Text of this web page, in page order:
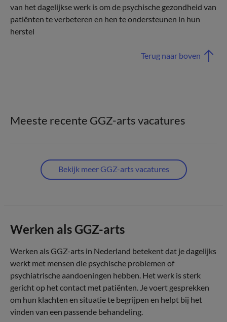
van het dagelijkse werk is om de psychische gezondheid van
patiënten te verbeteren en hen te ondersteunen in hun
herstel
Terug naar boven
Meeste recente GGZ-arts vacatures
Bekijk meer GGZ-arts vacatures
Werken als GGZ-arts
Werken als GGZ-arts in Nederland betekent dat je dagelijks
werkt met mensen die psychische problemen of
psychiatrische aandoeningen hebben. Het werk is sterk
gericht op het contact met patiënten. Je voert gesprekken
om hun klachten en situatie te begrijpen en helpt bij het
vinden van een passende behandeling.